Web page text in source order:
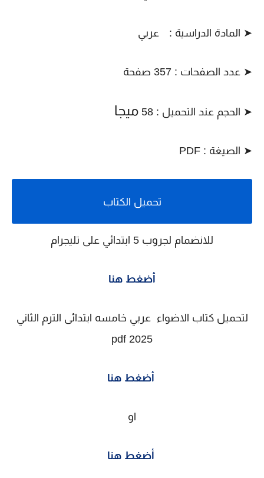
➤ المادة الدراسية : عربي
➤ عدد الصفحات : 357 صفحة
➤ الحجم عند التحميل : 58 ميجا
➤ الصيغة : PDF
تحميل الكتاب
للانضمام لجروب 5 ابتدائي على تليجرام
أضغط هنا
لتحميل كتاب الاضواء عربي خامسه ابتدائى الترم الثاني
2025 pdf
أضغط هنا
او
أضغط هنا